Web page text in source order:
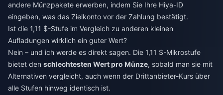
andere Münzpakete erwerben, indem Sie Ihre Hiya-ID
eingeben, was das Zielkonto vor der Zahlung bestätigt.
Ist die 1,11 $-Stufe im Vergleich zu anderen kleinen
Aufladungen wirklich ein guter Wert?
Nein – und ich werde es direkt sagen. Die 1,11 $-Mikrostufe
bietet den schlechtesten Wert pro Münze, sobald man sie mit
Alternativen vergleicht, auch wenn der Drittanbieter-Kurs über
alle Stufen hinweg identisch ist.